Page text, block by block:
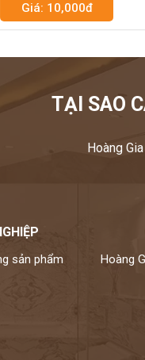
Giá: 10,000đ
TẠI SAO
Hoàng
sản phẩm
Hoàng